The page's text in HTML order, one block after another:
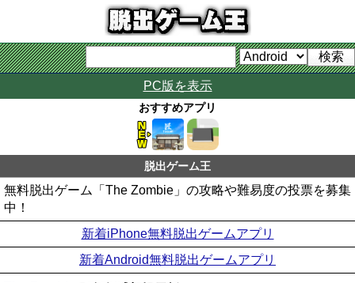
PC版を表示
おすすめアプリ
脱出ゲーム王
無料脱出ゲーム「The Zombie」の攻略や難易度の投票を募集
中！
新着iPhone無料脱出ゲームアプリ
新着Android無料脱出ゲームアプリ